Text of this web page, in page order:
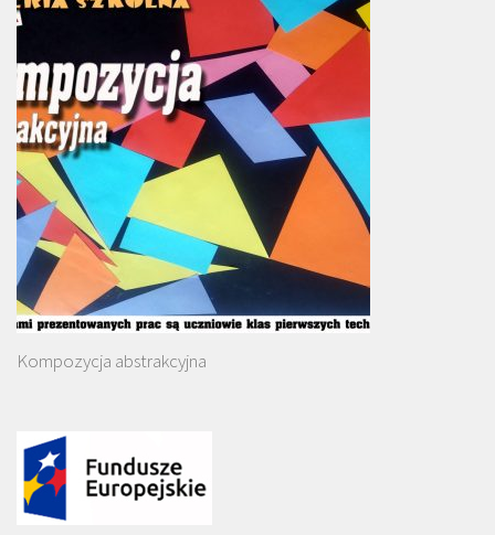
Kompozycja abstrakcyjna